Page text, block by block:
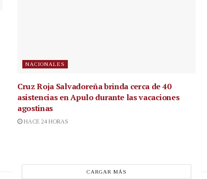
NACIONALES
Cruz Roja Salvadoreña brinda cerca de 40
asistencias en Apulo durante las vacaciones
agostinas
HACE 24 HORAS
CARGAR MÁS